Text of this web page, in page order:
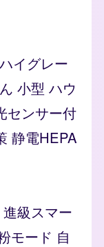
イグレー
小型 ハウ
センサー付
静電HEPA
級スマー
モード 自